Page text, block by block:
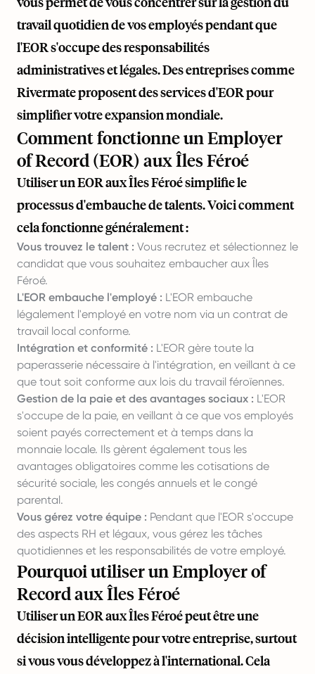
travail quotidien de vos employés pendant que
l'EOR s'occupe des responsabilités
administratives et légales. Des entreprises comme
Rivermateproposent des services d'EOR pour
simplifier votre expansion mondiale.
Comment fonctionne un Employer
of Record (EOR) aux Îles Féroé
Utiliser un EOR aux Îles Féroé simplifie le
processus d'embauche de talents. Voici comment
cela fonctionne généralement :
Vous trouvez le talent : Vous recrutez et sélectionnez le
candidat que vous souhaitez embaucher aux Îles
Féroé.
L'EOR embauche l'employé : L'EOR embauche
légalement l'employé en votre nom via un contrat de
travail local conforme.
Intégration et conformité : L'EOR gère toute la
paperasserie nécessaire à l'intégration, en veillant à ce
que tout soit conforme aux lois du travail féroïennes.
Gestion de la paie et des avantages sociaux : L'EOR
s'occupe de la paie, en veillant à ce que vos employés
soient payés correctement et à temps dans la
monnaie locale. Ils gèrent également tous les
avantages obligatoires comme les cotisations de
sécurité sociale, les congés annuels et le congé
parental.
Vous gérez votre équipe : Pendant que l'EOR s'occupe
des aspects RH et légaux, vous gérez les tâches
quotidiennes et les responsabilités de votre employé.
Pourquoi utiliser un Employer of
Record aux Îles Féroé
Utiliser un EOR aux Îles Féroé peut être une
décision intelligente pour votre entreprise, surtout
si vous vous développez à l'international. Cela